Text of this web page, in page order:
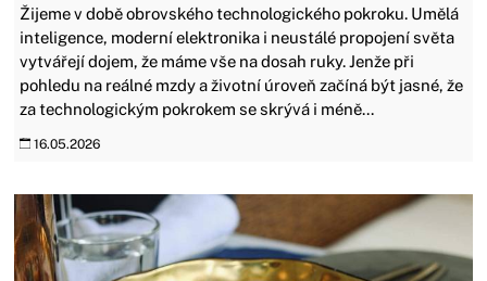
Žijeme v době obrovského technologického pokroku. Umělá
inteligence, moderní elektronika i neustálé propojení světa
vytvářejí dojem, že máme vše na dosah ruky. Jenže při
pohledu na reálné mzdy a životní úroveň začíná být jasné, že
za technologickým pokrokem se skrývá i méně...
16.05.2026